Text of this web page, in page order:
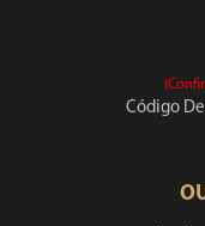
Código